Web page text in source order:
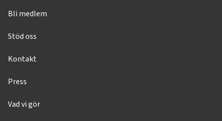
Bli medlem
Stöd oss
Kontakt
Press
Vad vi gör